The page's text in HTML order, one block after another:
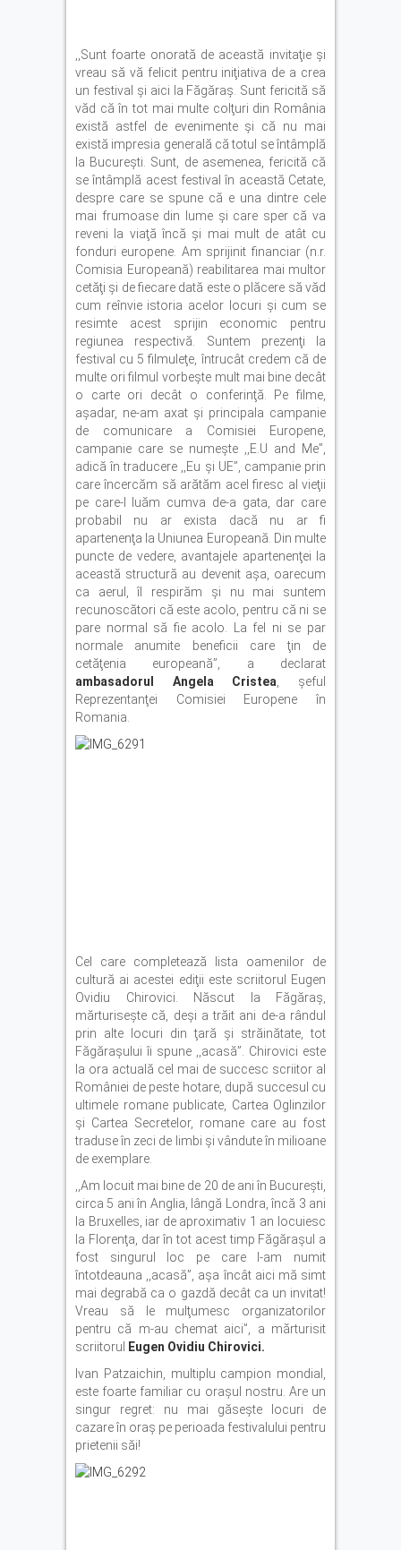
,,Sunt foarte onorată de această invitaţie şi
vreau să vă felicit pentru iniţiativa de a crea
un festival şi aici la Făgăraş. Sunt fericită să
văd că în tot mai multe colţuri din România
există astfel de evenimente şi că nu mai
există impresia generală că totul se întâmplă
la Bucureşti. Sunt, de asemenea, fericită că
se întâmplă acest festival în această Cetate,
despre care se spune că e una dintre cele
mai frumoase din lume şi care sper că va
reveni la viaţă încă şi mai mult de atât cu
fonduri europene. Am sprijinit financiar (n.r.
Comisia Europeană) reabilitarea mai multor
cetăţi şi de fiecare dată este o plăcere să văd
cum reînvie istoria acelor locuri şi cum se
resimte acest sprijin economic pentru
regiunea respectivă. Suntem prezenţi la
festival cu 5 filmuleţe, întrucât credem că de
multe ori filmul vorbeşte mult mai bine decât
o carte ori decât o conferinţă. Pe filme,
aşadar, ne-am axat şi principala campanie
de comunicare a Comisiei Europene,
campanie care se numeşte ,,E.U and Me”,
adică în traducere ,,Eu şi UE”, campanie prin
care încercăm să arătăm acel firesc al vieţii
pe care-l luăm cumva de-a gata, dar care
probabil nu ar exista dacă nu ar fi
apartenenţa la Uniunea Europeană. Din multe
puncte de vedere, avantajele apartenenţei la
această structură au devenit aşa, oarecum
ca aerul, îl respirăm şi nu mai suntem
recunoscători că este acolo, pentru că ni se
pare normal să fie acolo. La fel ni se par
normale anumite beneficii care ţin de
cetăţenia europeană”, a declarat
ambasadorul Angela Cristea , şeful
Reprezentanţei Comisiei Europene în
Romania.
Cel care completează lista oamenilor de
cultură ai acestei ediţii este scriitorul Eugen
Ovidiu Chirovici. Născut la Făgăraş,
mărturiseşte că, deşi a trăit ani de-a rândul
prin alte locuri din ţară şi străinătate, tot
Făgăraşului îi spune ,,acasă”. Chirovici este
la ora actuală cel mai de succesc scriitor al
României de peste hotare, după succesul cu
ultimele romane publicate, Cartea Oglinzilor
şi Cartea Secretelor, romane care au fost
traduse în zeci de limbi şi vândute în milioane
de exemplare.
,,Am locuit mai bine de 20 de ani în Bucureşti,
circa 5 ani în Anglia, lângă Londra, încă 3 ani
la Bruxelles, iar de aproximativ 1 an locuiesc
la Florenţa, dar în tot acest timp Făgăraşul a
fost singurul loc pe care l-am numit
întotdeauna ,,acasă”, aşa încât aici mă simt
mai degrabă ca o gazdă decât ca un invitat!
Vreau să le mulţumesc organizatorilor
pentru că m-au chemat aici”, a mărturisit
scriitorul
Eugen Ovidiu Chirovici.
Ivan Patzaichin, multiplu campion mondial,
este foarte familiar cu oraşul nostru. Are un
singur regret: nu mai găseşte locuri de
cazare în oraş pe perioada festivalului pentru
prietenii săi!